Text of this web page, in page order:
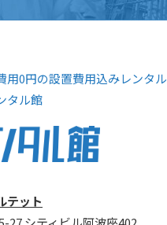
用0円の設置費用込みレンタル
タル館
テット